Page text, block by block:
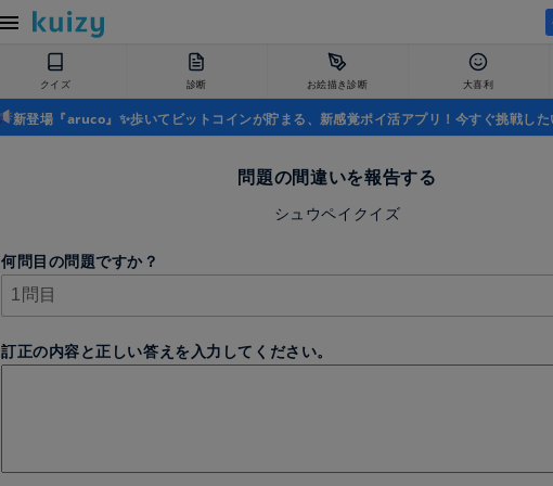
クイズ 診断 お絵描き診断 大喜利
新登場『aruco』✨歩いてビットコインが貯まる、新感覚ポイ活アプリ！今すぐ挑戦した
問題の間違いを報告する
シュウペイクイズ
何問目の問題ですか？
訂正の内容と正しい答えを入力してください。